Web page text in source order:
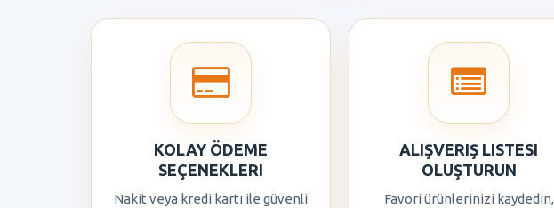
KOLAY ÖDEME
SEÇENEKLERI
Nakit veya kredi kartı ile güvenli
ALIŞVERIŞ LISTESI
OLUŞTURUN
Favori ürünlerinizi kaydedin,